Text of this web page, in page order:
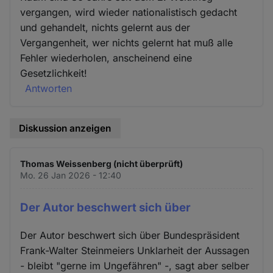
vergangen, wird wieder nationalistisch gedacht
und gehandelt, nichts gelernt aus der
Vergangenheit, wer nichts gelernt hat muß alle
Fehler wiederholen, anscheinend eine
Gesetzlichkeit!
Antworten
Diskussion anzeigen
Thomas Weissenberg (nicht überprüft)
Mo. 26 Jan 2026 - 12:40
Der Autor beschwert sich über
Der Autor beschwert sich über Bundespräsident
Frank-Walter Steinmeiers Unklarheit der Aussagen
- bleibt "gerne im Ungefähren" -, sagt aber selber
und
Cookies